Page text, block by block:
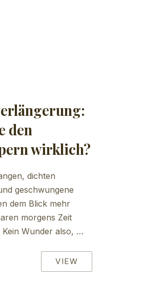
den
wirklich?
dichten
geschwungene
dem Blick mehr
morgens Zeit
Kein Wunder also, …
VIEW